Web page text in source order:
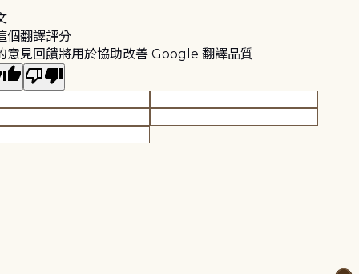
個翻譯評分
意見回饋將用於協助改善 Google 翻譯品質